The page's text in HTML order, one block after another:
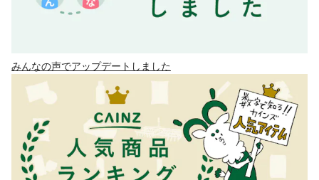
みんなの声でアップデートしました